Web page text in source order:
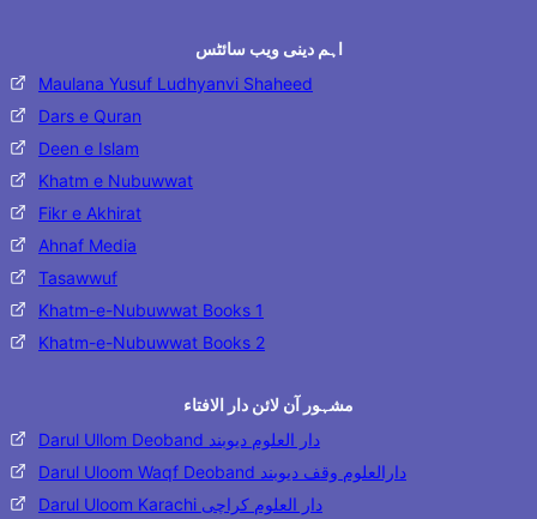
اہم دینی ویب سائٹس
Maulana Yusuf Ludhyanvi Shaheed
Dars e Quran
Deen e Islam
Khatm e Nubuwwat
Fikr e Akhirat
Ahnaf Media
Tasawwuf
Khatm-e-Nubuwwat Books 1
Khatm-e-Nubuwwat Books 2
مشہور آن لائن دار الافتاء
Darul Ullom Deoband دار العلوم دیوبند
Darul Uloom Waqf Deoband دارالعلوم وقف دیوبند
Darul Uloom Karachi دار العلوم کراچی